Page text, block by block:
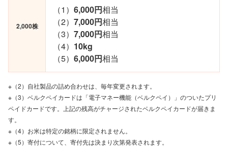
2,000株
（1）6,000円相当
（2）7,000円相当
（3）7,000円相当
（4） 10kg
（5）6,000円相当
※（2）自社製品の詰め合わせは、毎年変更されます。
※（3）ベルクペイカードは「電子マネー機能（ベルクペイ）」のついたプリ
ペイドカードです。上記の残高がチャージされたベルクペイカードが届きま
す。
※（4）お米は特定の銘柄に限定されません。
※（5）寄付について、寄付先は決まり次第発表されます。